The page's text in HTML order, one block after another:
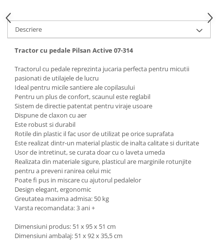
Descriere
Tractor cu pedale Pilsan Active 07-314
Tractorul cu pedale reprezinta jucaria perfecta pentru micutii
pasionati de utilajele de lucru
Ideal pentru micile santiere ale copilasului
Pentru un plus de confort, scaunul este reglabil
Sistem de directie patentat pentru viraje usoare
Dispune de claxon cu aer
Este robust si durabil
Rotile din plastic il fac usor de utilizat pe orice suprafata
Este realizat dintr-un material plastic de inalta calitate si duritate
Usor de intretinut, se curata doar cu o laveta umeda
Realizata din materiale sigure, plasticul are marginile rotunjite
pentru a preveni ranirea celui mic
Poate fi pus in miscare cu ajutorul pedalelor
Design elegant, ergonomic
Greutatea maxima admisa: 50 kg
Varsta recomandata: 3 ani +
Dimensiuni produs: 51 x 95 x 51 cm
Dimensiuni ambalaj: 51 x 92 x 35,5 cm